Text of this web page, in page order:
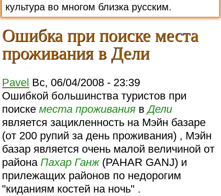
культура во многом близка русским.
Ошибка при поиске места
проживания в Дели
Pavel Вс, 06/04/2008 - 23:39
Ошибкой большинства туристов при
поискеместа проживания вДели
является зацикленность на Мэйн базаре
(от 200 рупий за день проживания) , Мэйн
базар является очень малой величиной от
районаПахар Ганж(PAHAR GANJ) и
прилежащих районов по недорогим
"киданиям костей на ночь" .